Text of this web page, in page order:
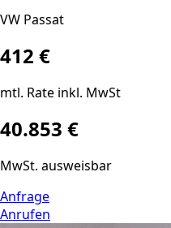
VW Passat
412 €
mtl. Rate inkl. MwSt
40.853 €
MwSt. ausweisbar
Anfrage
Anrufen